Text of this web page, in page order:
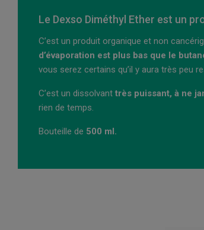
Le Dexso Diméthyl Ether est un
C’est un produit organique et non
d’évaporation est plus bas que le
vous serez certains qu’il y aura très peu
C’est un dissolvant très puissant, à ne
rien de temps.
Bouteille de 500 ml.